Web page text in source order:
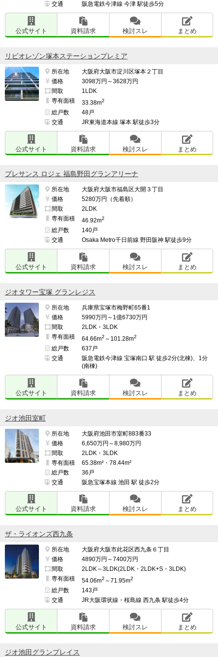
交通
阪急電鉄今津線 今津 駅徒歩5分
公式サイト 資料請求 検討スレ まとめ
リビオレゾン塚本ステーションプレミア
所在地
大阪府大阪市淀川区塚本２丁目
価格
3098万円～3628万円
間取
1LDK
専有面積
33.38m2
総戸数
48戸
交通
JR東海道本線 塚本 駅徒歩3分
公式サイト 資料請求 検討スレ まとめ
プレサンス ロジェ 福島野田グランアリーナ
所在地
大阪府大阪市福島区大開３丁目
価格
5280万円（先着順）
間取
2LDK
専有面積
46.92m2
総戸数
140戸
交通
Osaka Metro千日前線 野田阪神 駅徒歩9分
公式サイト 資料請求 検討スレ まとめ
ジオタワー宝塚 グランレジス
所在地
兵庫県宝塚市梅野町65番1
価格
5990万円～1億6730万円
間取
2LDK・3LDK
専有面積
64.66m2 ～101.28m2
総戸数
637戸
交通
阪急電鉄今津線 宝塚南口 駅 徒歩2分(北棟)、1分
(南棟)
公式サイト 資料請求 検討スレ まとめ
ジオ池田室町
所在地
大阪府池田市室町883番33
価格
6,650万円～8,980万円
間取
2LDK・3LDK
専有面積
65.38m²・78.44m²
総戸数
36戸
交通
阪急宝塚本線 池田 駅 徒歩2分
公式サイト 資料請求 検討スレ まとめ
ザ・ライオンズ西九条
所在地
大阪府大阪市此花区西九条６丁目
価格
4890万円～7400万円
間取
2LDK～3LDK(2LDK・2LDK+S・3LDK)
専有面積
54.06m2 ～71.95m2
総戸数
143戸
交通
JR大阪環状線・桜島線 西九条 駅徒歩4分
公式サイト 資料請求 検討スレ まとめ
ジオ池田グランプレイス